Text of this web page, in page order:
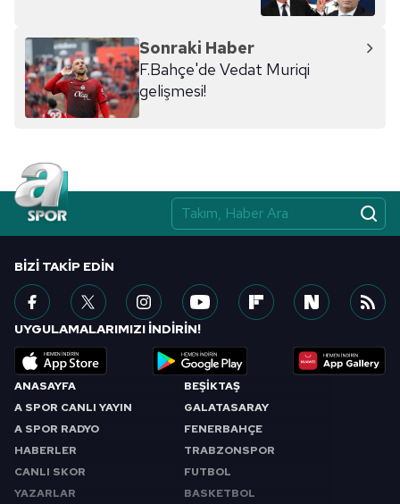
Sonraki Haber
F.Bahçe'de Vedat Muriqi
gelişmesi!
ANASAYFA
A SPOR CANLI YAYIN
A SPOR RADYO
HABERLER
CANLI SKOR
YAZARLAR
BEŞİKTAŞ
GALATASARAY
FENERBAHÇE
TRABZONSPOR
FUTBOL
BASKETBOL
BIZI TAKIP EDIN
UYGULAMALARIMIZI İNDİRİN!